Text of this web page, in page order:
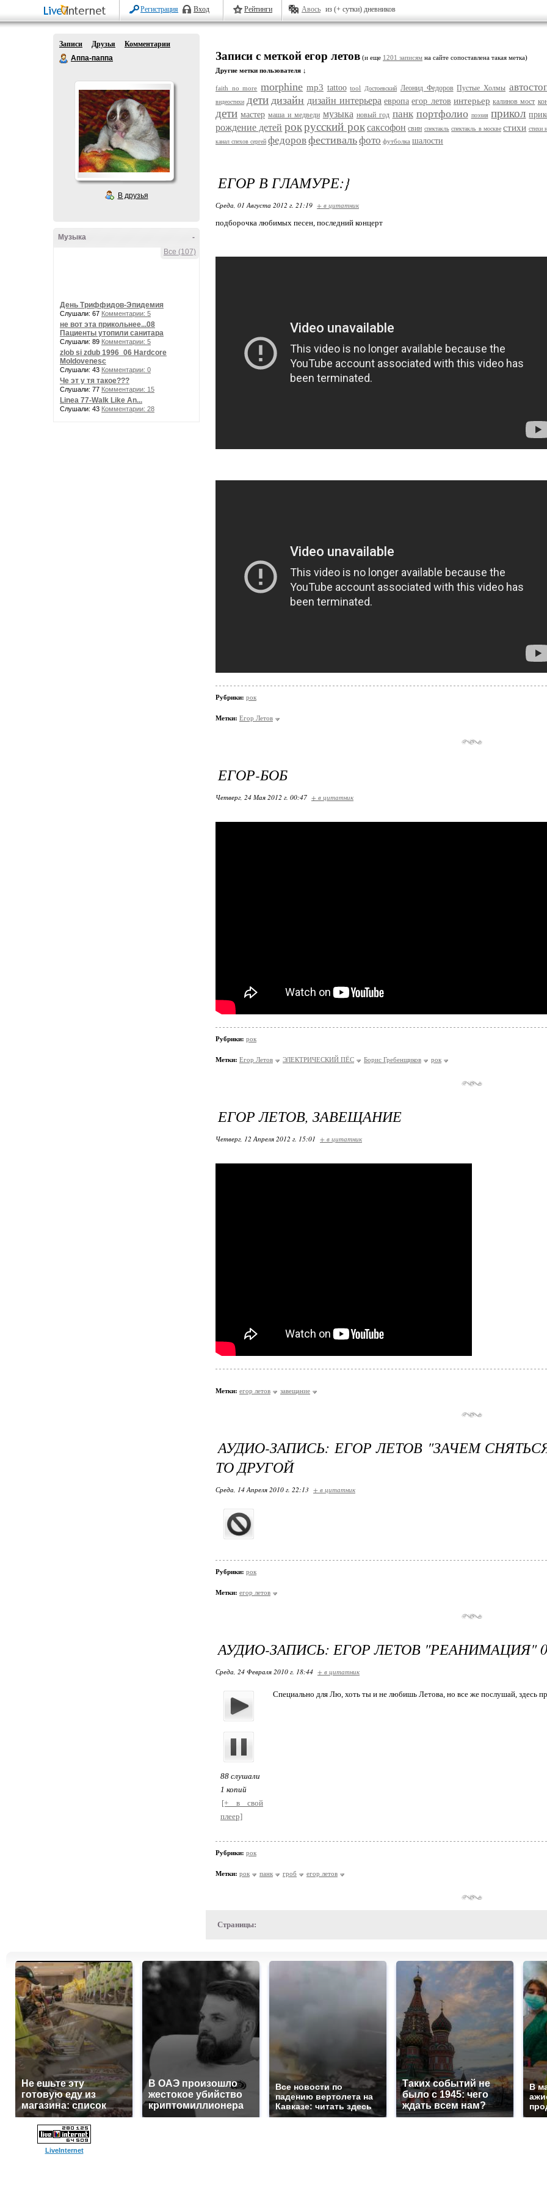
Регистрация Вход Рейтинги Авось из (+ сутки) дневников
Записи Друзья
Комментарии
Аппа-паппа
В друзья
-
Музыка
Все (107)
День Триффидов-Эпидемия
Слушали: 67 Комментарии: 5
не вот эта прикольнее...08
Пациенты утопили санитара
Слушали: 89 Комментарии: 5
zlob si zdub 1996_06 Hardcore
Moldovenesc
Слушали: 43 Комментарии: 0
Че эт у тя такое???
Слушали: 77 Комментарии: 15
Linea 77-Walk Like An...
Слушали: 43 Комментарии: 28
Записи с меткой егор летов (и еще 1201 записям на сайте сопоставлена такая метка)
Другие метки пользователя ↓
faith no more morphine mp3 tattoo tool Достоевский Леонид Федоров Пустые Холмы
видеостихи дети дизайн дизайн интерьера европа егор летов интерьер калинов мост
дети мастер маша и медведи музыка новый год панк портфолио поэзия прикол
рождение детей рокрусский рок саксофон свин спектакль спектакль в москве стихи стихи
канал спехов сергей федоровфестивальфото футболка шалости
ЕГОР В ГЛАМУРЕ:}
Среда, 01 Августа 2012 г. 21:19 + в цитатник
подборочка любимых песен, последний концерт
Рубрики: рок
Метки: Егор Летов
ЕГОР-БОБ
Четверг, 24 Мая 2012 г. 00:47 + в цитатник
Рубрики: рок
Метки: Егор Летов ЭЛЕКТРИЧЕСКИЙ ПЁС Борис Гребенщиков рок
ЕГОР ЛЕТОВ, ЗАВЕЩАНИЕ
Четверг, 12 Апреля 2012 г. 15:01 + в цитатник
Метки: егор летов завещание
АУДИО-ЗАПИСЬ: ЕГОР ЛЕТОВ "ЗАЧЕМ
ТО ДРУГОЙ
Среда, 14 Апреля 2010 г. 22:13 + в цитатник
Рубрики: рок
Метки: егор летов
АУДИО-ЗАПИСЬ: ЕГОР ЛЕТОВ "РЕАНИМАЦИЯ"
Среда, 24 Февраля 2010 г. 18:44 + в цитатник
88 слушали
1 копий
[+ в свой
плеер]
Специально для Лю, хоть ты и не любишь Летова, но все же послушай, здесь
Рубрики: рок
Метки: рок панк гроб егор летов
Страницы:
Не ешьте эту
готовую еду из
магазина: список
В ОАЭ произошло
жестокое убийство
криптомиллионера
Все новости по
падению вертолета на
Кавказе: читать здесь
Таких событий не
было с 1945: чего
ждать всем нам?
В
LiveInternet